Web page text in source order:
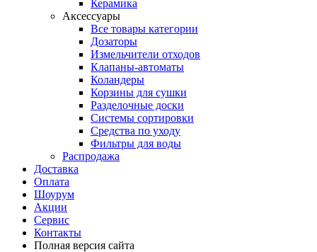
Керамика
Аксессуары
Все товары категории
Дозаторы
Измельчители отходов
Клапаны-автоматы
Коландеры
Корзины для сушки
Разделочные доски
Системы сортировки
Средства по уходу
Фильтры для воды
Распродажа
Доставка
Оплата
Шоурум
Акции
Сервис
Контакты
Полная версия сайта